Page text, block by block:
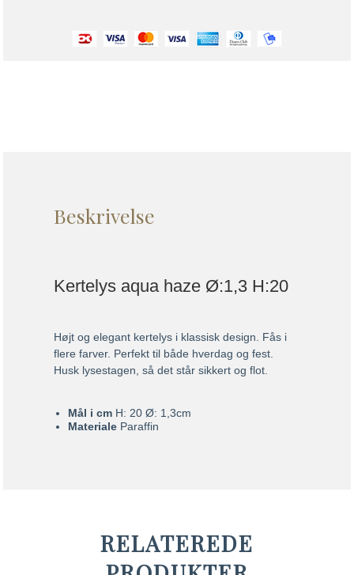
Beskrivelse
Kertelys aqua haze Ø:1,3 H:20
Højt og elegant kertelys i klassisk design. Fås i
flere farver. Perfekt til både hverdag og fest.
Husk lysestagen, så det står sikkert og flot.
Mål i cm H: 20 Ø: 1,3cm
Materiale Paraffin
RELATEREDE